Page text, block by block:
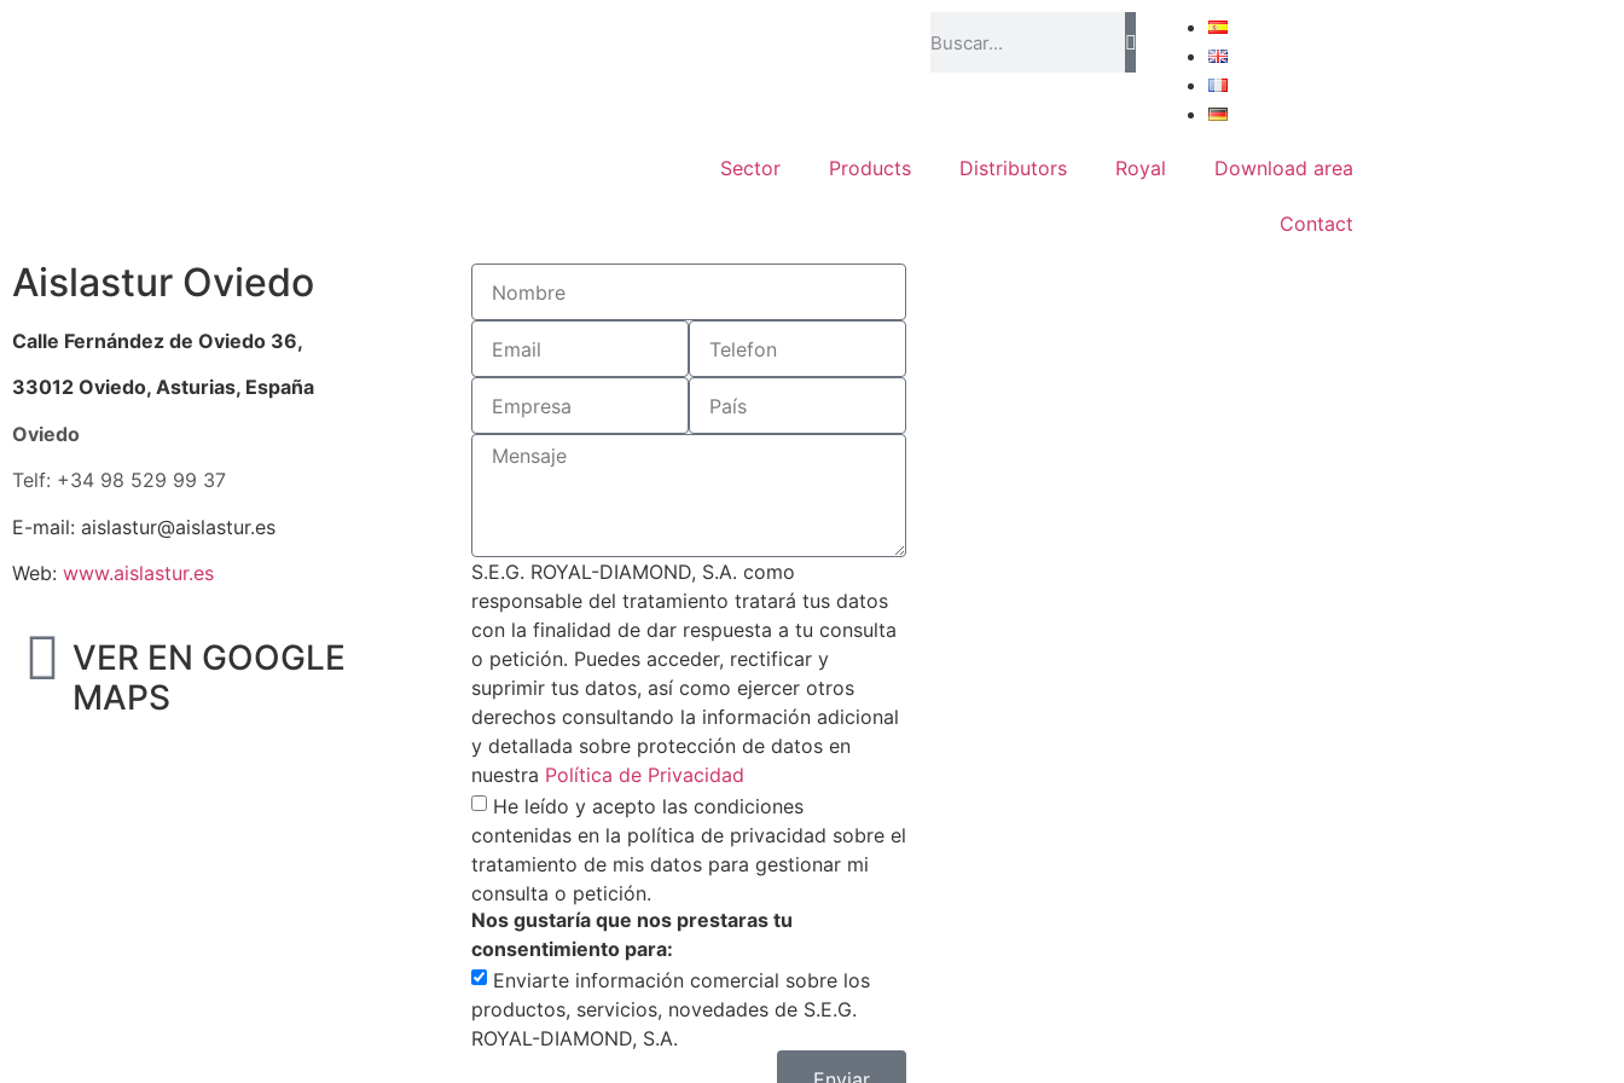
Sector Products Distributors Royal Download area
Contact
Aislastur Oviedo
Calle Fernández de Oviedo 36,
33012 Oviedo, Asturias, España
Oviedo
Telf: +34 98 529 99 37
E-mail: aislastur@aislastur.es
Web: www.aislastur.es
VER EN GOOGLE
MAPS
S.E.G. ROYAL-DIAMOND, S.A. como
responsable del tratamiento tratará tus datos
con la finalidad de dar respuesta a tu consulta
o petición. Puedes acceder, rectificar y
suprimir tus datos, así como ejercer otros
derechos consultando la información adicional
y detallada sobre protección de datos en
nuestra Política de Privacidad
He leído y acepto las condiciones
contenidas en la política de privacidad sobre el
tratamiento de mis datos para gestionar mi
consulta o petición.
Nos gustaría que nos prestaras tu
consentimiento para:
Enviarte información comercial sobre los
productos, servicios, novedades de S.E.G.
ROYAL-DIAMOND, S.A.